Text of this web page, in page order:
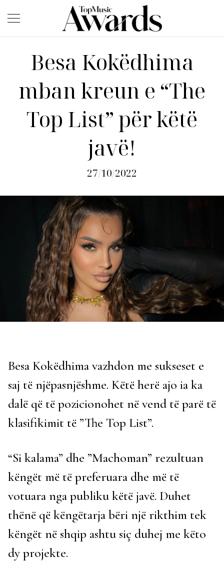
Besa Kokëdhima
mban kreun e “The
Top List” për këtë
javë!
27/10/2022
Besa Kokëdhima vazhdon me sukseset e
saj të njëpasnjëshme. Këtë herë ajo ia ka
dalë që të pozicionohet në vend të parë të
klasifikimit të ”The Top List”.
“Si kalama” dhe ”Machoman” rezultuan
këngët më të preferuara dhe më të
votuara nga publiku këtë javë. Duhet
thënë që këngëtarja bëri një rikthim tek
këngët në shqip ashtu siç duhej me këto
dy projekte.